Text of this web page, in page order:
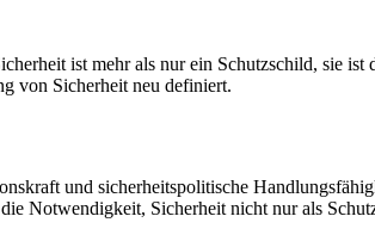
ist mehr als nur ein Schutzschild, sie ist
von Sicherheit neu definiert.
und sicherheitspolitische
Notwendigkeit, Sicherheit nicht nur als